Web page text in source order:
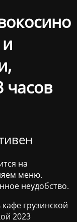
часов
на
меню.
неудобство.
грузинской
2023